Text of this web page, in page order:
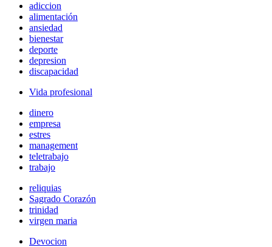
adiccion
alimentación
ansiedad
bienestar
deporte
depresion
discapacidad
Vida profesional
dinero
empresa
estres
management
teletrabajo
trabajo
reliquias
Sagrado Corazón
trinidad
virgen maria
Devocion